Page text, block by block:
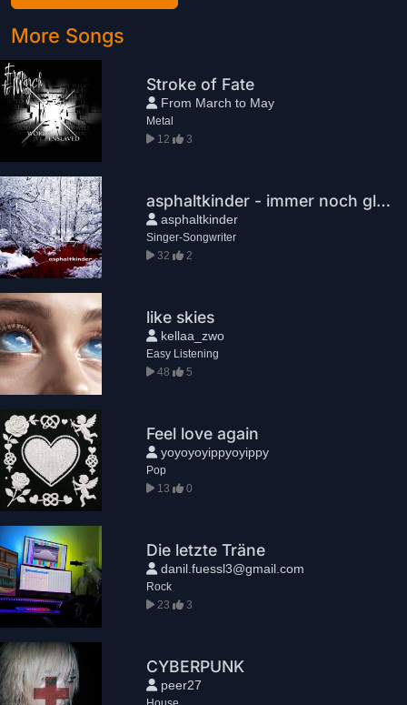
More Songs
Stroke of Fate
From March to May
Metal
12
3
asphaltkinder - immer noch gleich (feat. dkdnt)
asphaltkinder
Singer-Songwriter
32
2
like skies
kellaa_zwo
Easy Listening
48
5
Feel love again
yoyoyoyippyoyippy
Pop
13
0
Die letzte Träne
danil.fuessl3@gmail.com
Rock
23
3
CYBERPUNK
peer27